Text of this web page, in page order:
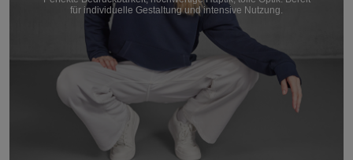
für individuelle Gestaltung und intensive Nutzung.